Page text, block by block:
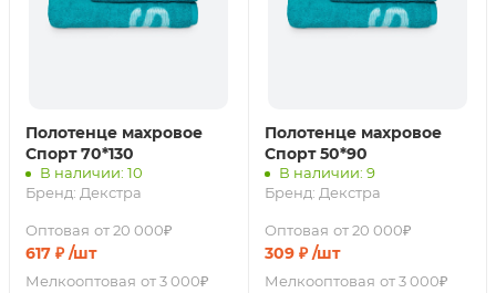
Полотенце махровое
Спорт 70*130
В наличии: 10
Бренд: Декстра
Оптовая от 20 000₽
617 ₽ /шт
Мелкооптовая от 3 000₽
Полотенце махровое
Спорт 50*90
В наличии: 9
Бренд: Декстра
Оптовая от 20 000₽
309₽ /шт
Мелкооптовая от 3 000₽